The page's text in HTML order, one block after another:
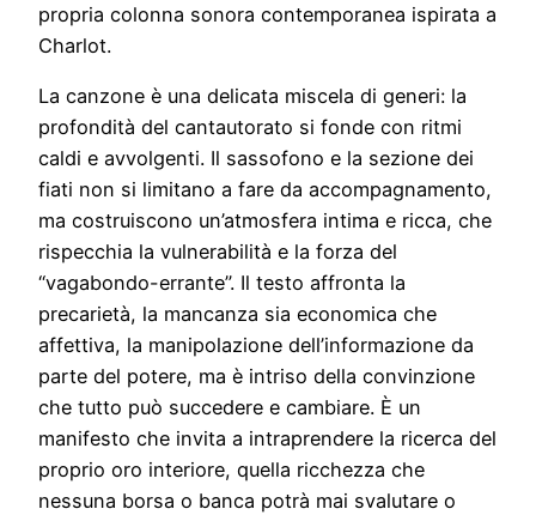
propria colonna sonora contemporanea ispirata a
Charlot.
La canzone è una delicata miscela di generi: la
profondità del cantautorato si fonde con ritmi
caldi e avvolgenti. Il sassofono e la sezione dei
fiati non si limitano a fare da accompagnamento,
ma costruiscono un’atmosfera intima e ricca, che
rispecchia la vulnerabilità e la forza del
“vagabondo-errante”. Il testo affronta la
precarietà, la mancanza sia economica che
affettiva, la manipolazione dell’informazione da
parte del potere, ma è intriso della convinzione
che tutto può succedere e cambiare. È un
manifesto che invita a intraprendere la ricerca del
proprio oro interiore, quella ricchezza che
nessuna borsa o banca potrà mai svalutare o